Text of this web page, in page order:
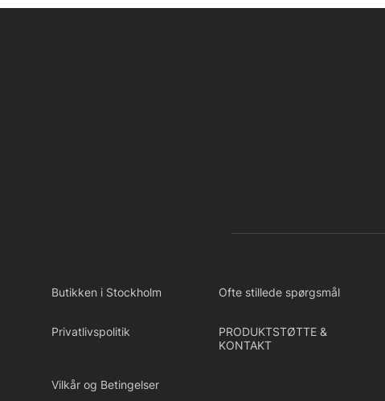
Butikken i Stockholm Ofte stillede spørgsmål
Privatlivspolitik
PRODUKTSTØTTE &
KONTAKT
Vilkår og Betingelser